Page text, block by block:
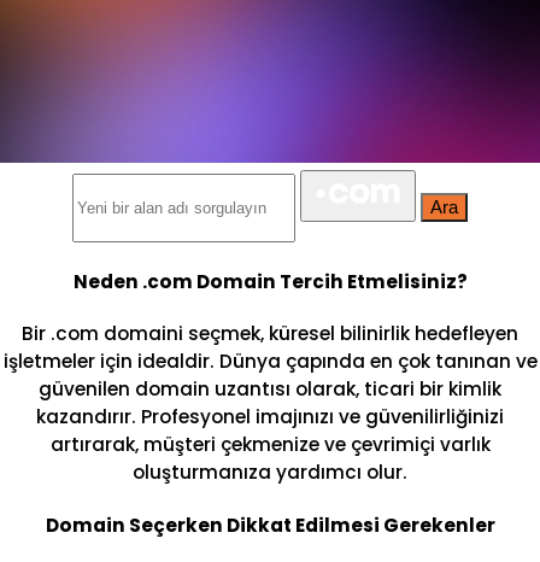
Ara
Neden .com Domain Tercih Etmelisiniz?
Bir .com domaini seçmek, küresel bilinirlik hedefleyen
işletmeler için idealdir. Dünya çapında en çok tanınan ve
güvenilen domain uzantısı olarak, ticari bir kimlik
kazandırır. Profesyonel imajınızı ve güvenilirliğinizi
artırarak, müşteri çekmenize ve çevrimiçi varlık
oluşturmanıza yardımcı olur.
Domain Seçerken Dikkat Edilmesi Gerekenler